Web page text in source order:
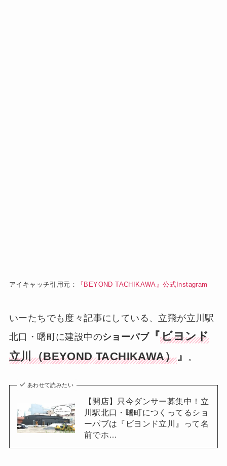
アイキャッチ引用元： 『BEYOND TACHIKAWA』公式Instagram
いーたちでも度々記事にしている、立飛が立川駅
北口・曙町に建設中のショーパブ『ビヨンド
立川（BEYOND TACHIKAWA）』 。
あわせて読みたい
【開店】只今ダンサー募集中！立
川駅北口・曙町につくってるショ
ーパブは『ビヨンド立川』って名
前でホ…